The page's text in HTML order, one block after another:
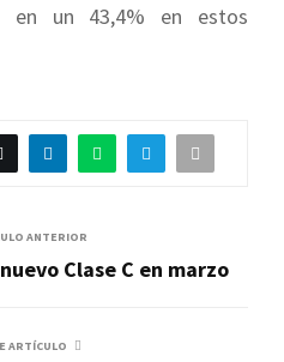
en un 43,4% en estos
ANTERIOR
Clase C en marzo
ARTÍCULO